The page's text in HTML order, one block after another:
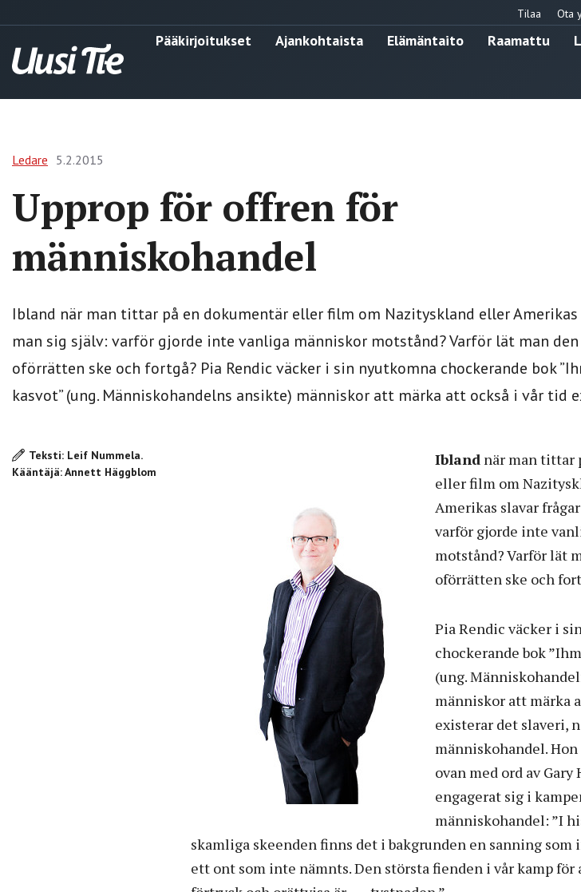
Tilaa Ota
Pääkirjoitukset Ajankohtaista Elämäntaito Raamattu
Ledare 5.2.2015
Upprop för offren för
människohandel
Ibland när man tittar på en dokumentär eller film om Nazityskland eller
man sig själv: varför gjorde inte vanliga människor motstånd? Varför lät man
oförrätten ske och fortgå? Pia Rendic väcker i sin nyutkomna chockerande bok
kasvot” (ung. Människohandelns ansikte) människor att märka att också i vår tid
Teksti: Leif Nummela.
Kääntäjä: Annett Häggblom
Ibland när man tittar
eller film om
Amerikas slavar
varför gjorde inte
motstånd? Varför lät
oförrätten ske och
Pia Rendic väcker i
chockerande bok
(ung.
människor att märka
existerar det slaveri,
människohandel.
ovan med ord av Gary
engagerat sig i
människohandel: ”I
skamliga skeenden finns det i bakgrunden en sanning som
ett ont som inte nämnts. Den största fienden i vår kamp för